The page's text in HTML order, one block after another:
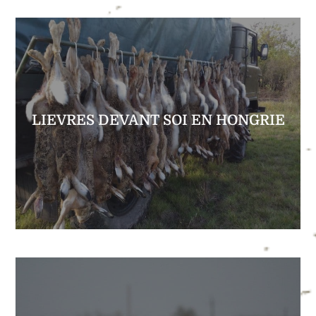
LIEVRES DEVANT SOI EN HONGRIE
LIEVRES DEVANT SOI EN HONGRIE
Partez chasser au sein d’un des plus beaux
territoires pour le petit gibier et notamment
le lièvre en Hongrie
EXPLORER
EXPLORER